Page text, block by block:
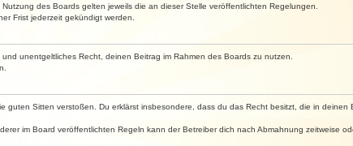
des Boards gelten jeweils die an dieser Stelle veröffentlichten Regelungen.
Frist jederzeit gekündigt werden.
unentgeltliches Recht, deinen Beitrag im Rahmen des Boards zu nutzen.
Sitten verstoßen. Du erklärst insbesondere, dass du das Recht besitzt, die in deinen
im Board veröffentlichten Regeln kann der Betreiber dich nach Abmahnung zeitweise